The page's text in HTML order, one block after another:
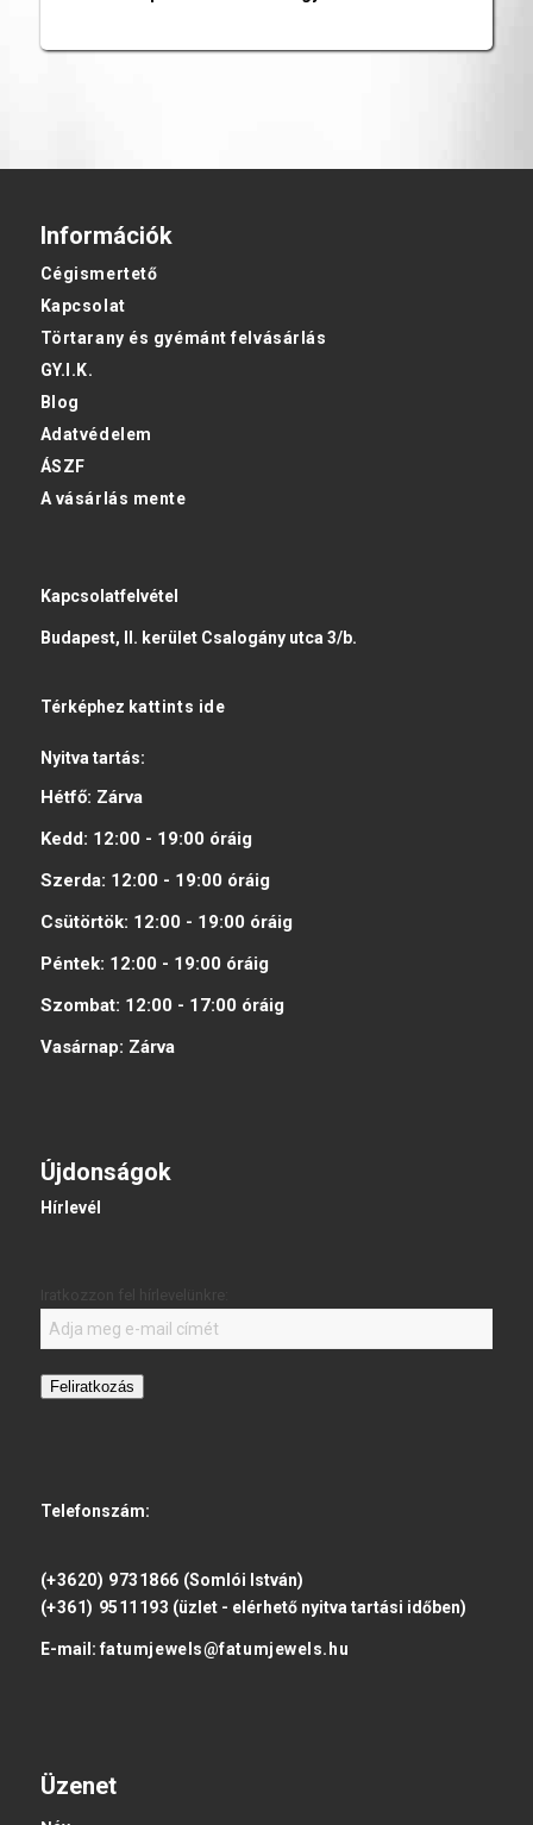
Információk
Cégismertető
Kapcsolat
Törtarany és gyémánt felvásárlás
GY.I.K.
Blog
Adatvédelem
ÁSZF
A vásárlás mente
Kapcsolatfelvétel
Budapest, II. kerület Csalogány utca 3/b.
Térképhez kattints ide
Nyitva tartás:
Hétfő: Zárva
Kedd: 12:00 - 19:00 óráig
Szerda: 12:00 - 19:00 óráig
Csütörtök: 12:00 - 19:00 óráig
Péntek: 12:00 - 19:00 óráig
Szombat: 12:00 - 17:00 óráig
Vasárnap: Zárva
Újdonságok
Hírlevél
Feliratkozás
Telefonszám:
(+3620) 9731866 (Somlói István)
(+361) 9511193 (üzlet - elérhető nyitva tartási időben)
E-mail: fatumjewels@fatumjewels.hu
Üzenet